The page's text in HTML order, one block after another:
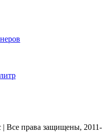
Все права защищены, 2011-